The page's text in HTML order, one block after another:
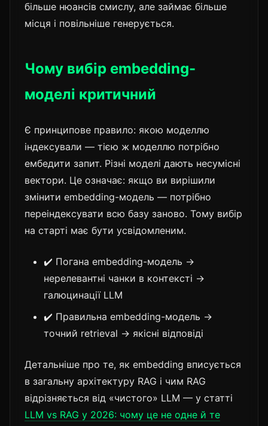
більше нюансів смислу, але займає більше
місця і повільніше генерується.
Чому вибір embedding-
моделі критичний
Є принципове правило: якою моделлю
індексували — тією ж моделлю потрібно
ембедити запит. Різні моделі дають несумісні
вектори. Це означає: якщо ви вирішили
змінити embedding-модель — потрібно
переіндексувати всю базу заново. Тому вибір
на старті має бути усвідомленим.
✔️ Погана embedding-модель →
нерелевантні чанки в контексті →
галюцинації LLM
✔️ Правильна embedding-модель →
точний retrieval → якісні відповіді
Детальніше про те, як embedding вписується
в загальну архітектуру RAG і чим RAG
відрізняється від «чистого» LLM — у статті
LLM vs RAG у 2026: чому це не одне й те